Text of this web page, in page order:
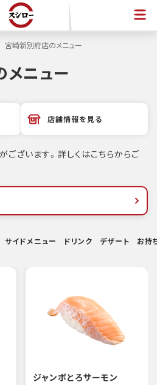
宮崎新別府店のメニュー
ニュー
店舗情報を見る
ざいます。詳しくはこちらからご
サイドメニュー ドリンク デザート お持
ジャンボとろサーモン